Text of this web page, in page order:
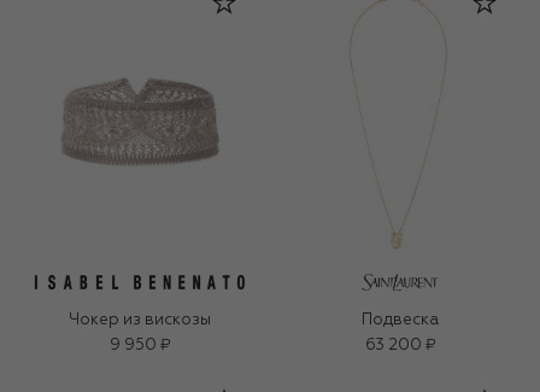
Чокер из вискозы
9 950 ₽
Подвеска
63 200 ₽